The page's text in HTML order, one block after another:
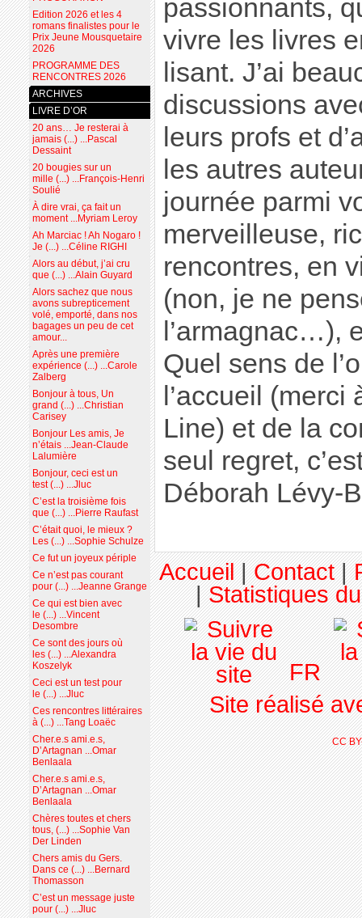
passionnants,
vivre les livres
lisant. J’ai
discussions
leurs profs et
les autres
journée parmi
merveilleuse,
rencontres, en
(non, je ne
l’armagnac…),
Quel sens de
l’accueil
Line) et de la
seul regret,
Déborah Lévy-
Edition 2026 et les 4
romans finalistes pour le
Prix Jeune Mousquetaire
2026
PROGRAMME DES
RENCONTRES 2026
ARCHIVES
LIVRE D’OR
20 ans… Je resterai à
jamais (...) ...Pascal
Dessaint
20 bougies sur un
mille (...) ...François-Henri
Soulié
À dire vrai, ça fait un
moment ...Myriam Leroy
Ah Marciac ! Ah Nogaro !
Je (...) ...Céline RIGHI
Alors au début, j’ai cru
que (...) ...Alain Guyard
Alors sachez que nous
avons subrepticement
volé, emporté, dans nos
bagages un peu de cet
amour...
Après une première
expérience (...) ...Carole
Zalberg
Bonjour à tous, Un
grand (...) ...Christian
Carisey
Bonjour Les amis, Je
n’étais ...Jean-Claude
Lalumière
Bonjour, ceci est un
test (...) ...Jluc
C’est la troisième fois
que (...) ...Pierre Raufast
C’était quoi, le mieux ?
Les (...) ...Sophie Schulze
Ce fut un joyeux périple
Ce n’est pas courant
pour (...) ...Jeanne Grange
Ce qui est bien avec
le (...) ...Vincent
Desombre
Ce sont des jours où
les (...) ...Alexandra
Koszelyk
Ceci est un test pour
le (...) ...Jluc
Ces rencontres littéraires
à (...) ...Tang Loaëc
Cher.e.s ami.e.s,
D’Artagnan ...Omar
Benlaala
Cher.e.s ami.e.s,
D’Artagnan ...Omar
Benlaala
Chères toutes et chers
tous, (...) ...Sophie Van
Der Linden
Chers amis du Gers.
Dans ce (...) ...Bernard
Thomasson
C’est un message juste
pour (...) ...Jluc
Accueil|Contact|
|Statistiques
FR
Site réalisé
CC